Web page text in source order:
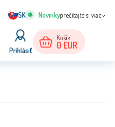
SK prečítajte si viac
Prihlásiť
Košík
0 EUR